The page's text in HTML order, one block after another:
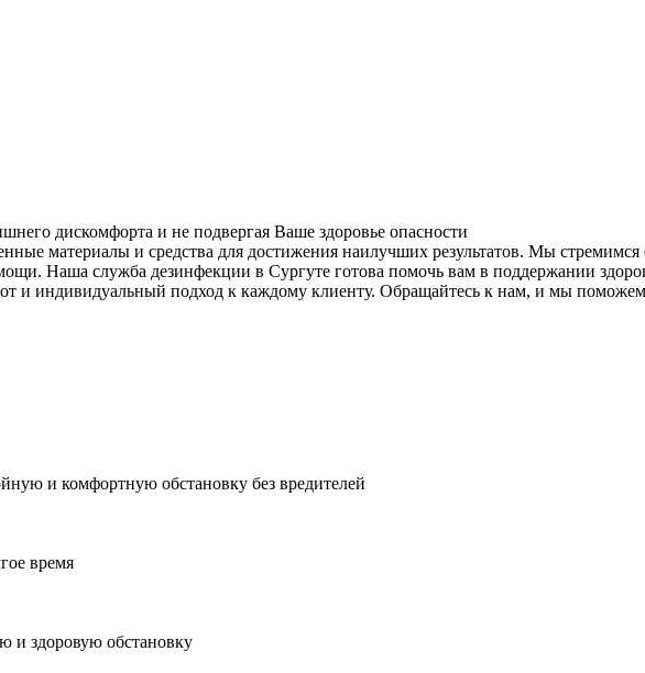
дискомфорта и не подвергая Ваше здоровье опасности
материалы и средства для достижения наилучших результатов. Мы стремимся
Наша служба дезинфекции в Сургуте готова помочь вам в поддержании
и индивидуальный подход к каждому клиенту. Обращайтесь к нам, и мы поможем
и комфортную обстановку без вредителей
время
и здоровую обстановку